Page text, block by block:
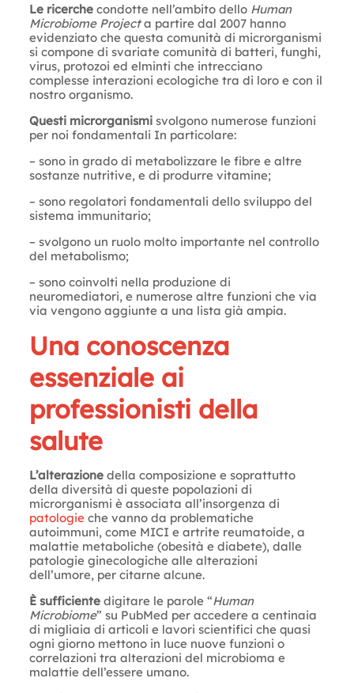
Le ricerchecondotte nell’ambito delloHuman
Microbiome Projecta partire dal 2007 hanno
evidenziato che questa comunità di microrganismi
si compone di svariate comunità di batteri, funghi,
virus, protozoi ed elminti che intrecciano
complesse interazioni ecologiche tra di loro e con il
nostro organismo.
Questi microrganismisvolgono numerose funzioni
per noi fondamentali In particolare:
– sono in grado di metabolizzare le fibre e altre
sostanze nutritive, e di produrre vitamine;
– sono regolatori fondamentali dello sviluppo del
sistema immunitario;
– svolgono un ruolo molto importante nel controllo
del metabolismo;
– sono coinvolti nella produzione di
neuromediatori, e numerose altre funzioni che via
via vengono aggiunte a una lista già ampia.
Una conoscenza
essenziale ai
professionisti della
salute
L’alterazionedella composizione e soprattutto
della diversità di queste popolazioni di
microrganismi è associata all’insorgenza di
patologieche vanno da problematiche
autoimmuni, come MICI e artrite reumatoide, a
malattie metaboliche (obesità e diabete), dalle
patologie ginecologiche alle alterazioni
dell’umore, per citarne alcune.
È sufficientedigitare le parole “Human
Microbiome” su PubMed per accedere a centinaia
di migliaia di articoli e lavori scientifici che quasi
ogni giorno mettono in luce nuove funzioni o
correlazioni tra alterazioni del microbioma e
malattie dell’essere umano.